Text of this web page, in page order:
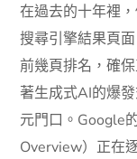
在過去的十年裡
搜尋引擎結果頁
前幾頁排名，確
著生成式AI的爆
元門口。Google
Overview）正在